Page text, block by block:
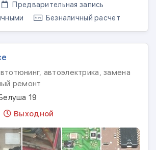
Предварительная запись
Безналичный расчет
автоэлектрика, замена
ремонт
19
Выходной